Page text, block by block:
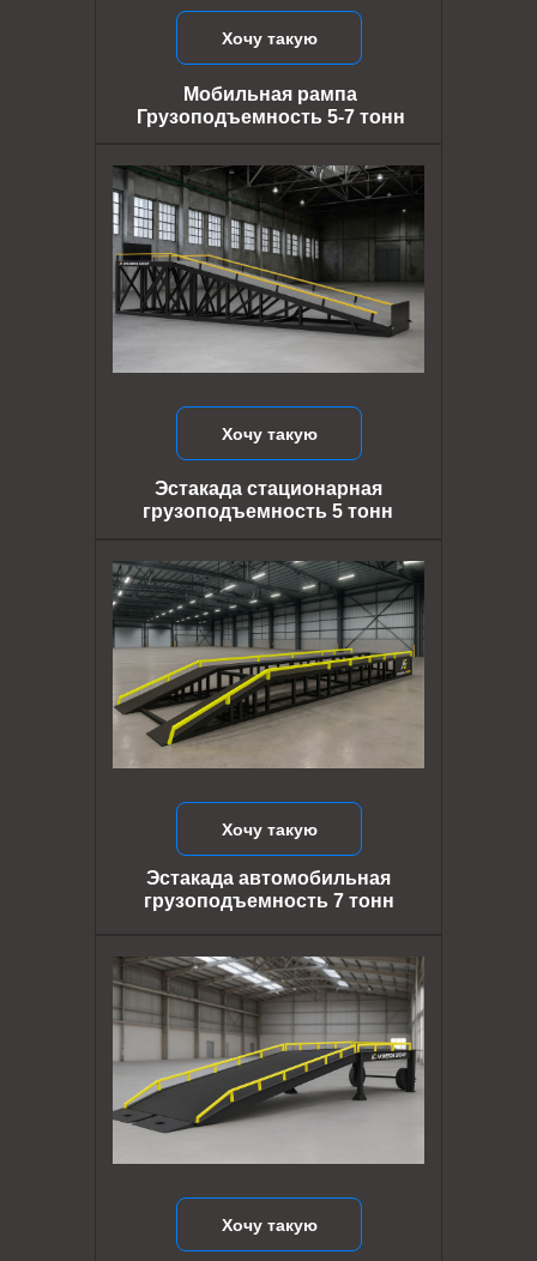
Хочу такую
Хочу такую
Эстакада автомобильная
грузоподъемность 7 тонн
Хочу такую
Эстакада стационарная
грузоподъемность 5 тонн
Хочу такую
Мобильная рампа
Грузоподъемность 5-7 тонн